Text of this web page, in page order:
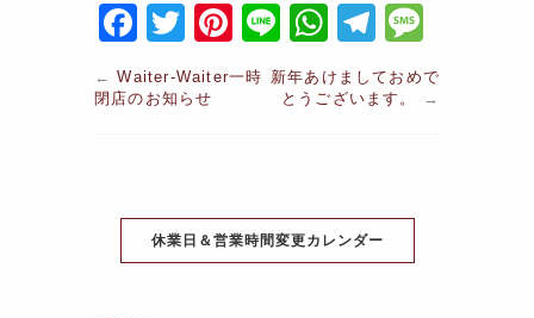
F
a
c
o
o
T
w
itt
Pi
nt
er
Li
n
e
W
h
at
p
p
T
el
e
m
e
s
←Waiter-Waiter一時
閉店のお知らせ
新年あけましておめで
とうございます。
→
休業日＆営業時間変更カレンダー